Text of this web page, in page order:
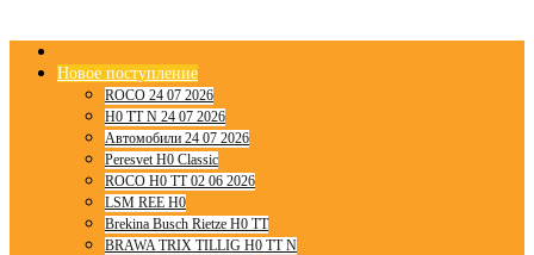
Новое поступление
ROCO 24 07 2026
H0 TT N 24 07 2026
Автомобили 24 07 2026
Peresvet H0 Classic
ROCO H0 TT 02 06 2026
LSM REE H0
Brekina Busch Rietze H0 TT
BRAWA TRIX TILLIG H0 TT N